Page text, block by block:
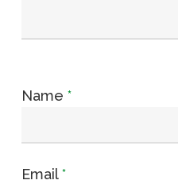
Name *
Email*